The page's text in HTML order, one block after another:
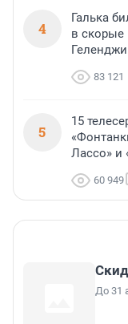
4
Галька
в скорые
83 121
5
15
Лассо» и
60 949
До 31